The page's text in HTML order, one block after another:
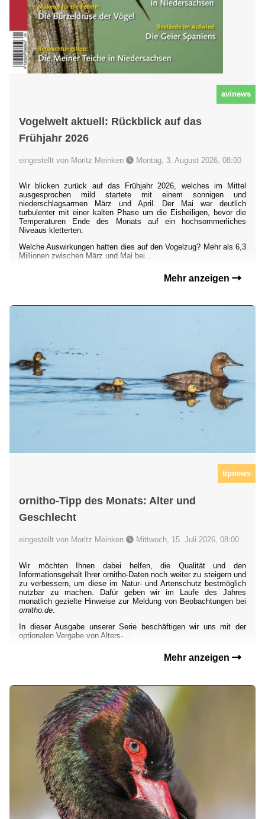
avinews
Vogelwelt aktuell: Rückblick auf das
Frühjahr 2026
eingestellt von Moritz Meinken Montag, 3. August 2026, 08:00
Wir blicken zurück auf das Frühjahr 2026, welches im Mittel
ausgesprochen mild startete mit einem sonnigen und
niederschlagsarmen März und April. Der Mai war deutlich
turbulenter mit einer kalten Phase um die Eisheiligen, bevor die
Temperaturen Ende des Monats auf ein hochsommerliches
Niveaus kletterten.
Welche Auswirkungen hatten dies auf den Vogelzug? Mehr als 6,3
Millionen zwischen März und Mai bei...
Mehr anzeigen
tipnews
ornitho-Tipp des Monats: Alter und
Geschlecht
eingestellt von Moritz Meinken Mittwoch, 15. Juli 2026, 08:00
Wir möchten Ihnen dabei helfen, die Qualität und den
Informationsgehalt Ihrer ornitho-Daten noch weiter zu steigern und
zu verbessern, um diese im Natur- und Artenschutz bestmöglich
nutzbar zu machen. Dafür geben wir im Laufe des Jahres
monatlich gezielte Hinweise zur Meldung von Beobachtungen bei
ornitho.de.
In dieser Ausgabe unserer Serie beschäftigen wir uns mit der
optionalen Vergabe von Alters-...
Mehr anzeigen